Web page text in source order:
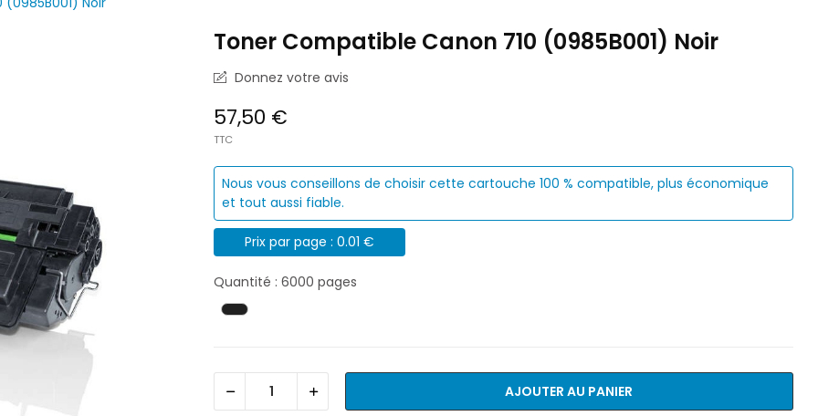
Toner Compatible Canon 710 (0985B001) Noir
Donnez votre avis
57,50 €
TTC
Nous vous conseillons de choisir cette cartouche 100 % compatible, plus économique
et tout aussi fiable.
Prix par page : 0.01 €
Quantité : 6000 pages
AJOUTER AU PANIER